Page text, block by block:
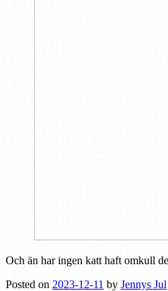
Och än har ingen katt haft omkull
Posted on 2023-12-11 by Jennys Jul